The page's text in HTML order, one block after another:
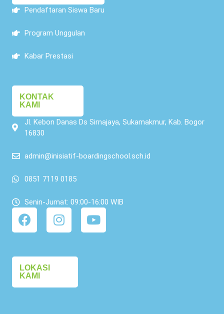
Pendaftaran Siswa Baru
Program Unggulan
Kabar Prestasi
KONTAK
KAMI
Jl. Kebon Danas Ds Sirnajaya, Sukamakmur, Kab. Bogor
16830
admin@inisiatif-boardingschool.sch.id
0851 7119 0185
Senin-Jumat: 09:00-16:00 WIB
LOKASI
KAMI